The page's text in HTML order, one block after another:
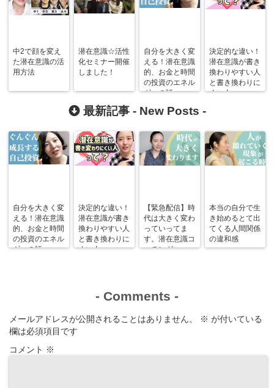
中2で顔を変え
た潜在意識の活
用方法
潜在意識☆活性
化セミナー開催
しました！
自分を大きく変
える！潜在意識
的、お金と時間
の投資のエネル
ギーの話。
決定的な違い！
潜在意識が書き
換わりやすい人
と書き換わりに
くい人。
最新記事 - New Posts -
自分を大きく変
える！潜在意識
的、お金と時間
の投資のエネル
ギーの話。
決定的な違い！
潜在意識が書き
換わりやすい人
と書き換わりに
くい人。
【緊急配信】時
代は大きく変わ
っていってま
す。潜在意識コ
ーチング
本当の自分で生
き始めるとて出
てくる人間関係
の違和感
- Comments -
メールアドレスが公開されることはありません。 ※ が付いている
欄は必須項目です
コメント ※